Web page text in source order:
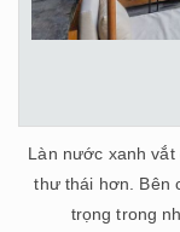
Làn nước xanh
thư thái hơn. Bên
trọng trong